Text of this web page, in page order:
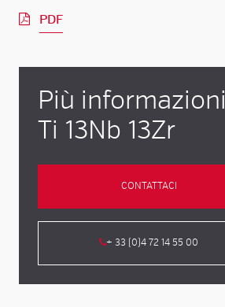
PDF
Più informazioni
Ti 13Nb 13Zr
CONTATTACI
+ 33 (0)4 72 14 55 00